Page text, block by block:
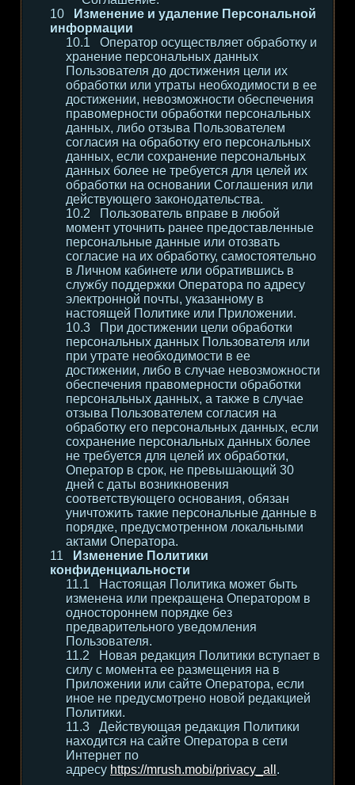
Изменение и удаление Персональной
информации
Оператор осуществляет обработку и
хранение персональных данных
Пользователя до достижения цели их
обработки или утраты необходимости в ее
достижении, невозможности обеспечения
правомерности обработки персональных
данных, либо отзыва Пользователем
согласия на обработку его персональных
данных, если сохранение персональных
данных более не требуется для целей их
обработки на основании Соглашения или
действующего законодательства.
Пользователь вправе в любой
момент уточнить ранее предоставленные
персональные данные или отозвать
согласие на их обработку, самостоятельно
в Личном кабинете или обратившись в
службу поддержки Оператора по адресу
электронной почты, указанному в
настоящей Политике или Приложении.
При достижении цели обработки
персональных данных Пользователя или
при утрате необходимости в ее
достижении, либо в случае невозможности
обеспечения правомерности обработки
персональных данных, а также в случае
отзыва Пользователем согласия на
обработку его персональных данных, если
сохранение персональных данных более
не требуется для целей их обработки,
Оператор в срок, не превышающий 30
дней с даты возникновения
соответствующего основания, обязан
уничтожить такие персональные данные в
порядке, предусмотренном локальными
актами Оператора.
Изменение Политики
конфиденциальности
Настоящая Политика может быть
изменена или прекращена Оператором в
одностороннем порядке без
предварительного уведомления
Пользователя.
Новая редакция Политики вступает в
силу с момента ее размещения на в
Приложении или сайте Оператора, если
иное не предусмотрено новой редакцией
Политики.
Действующая редакция Политики
находится на сайте Оператора в сети
Интернет по
адресу https://mrush.mobi/privacy_all .